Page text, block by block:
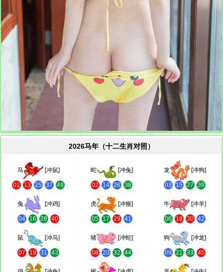
2026马年（十二生肖对照）
马 [冲鼠]
01 13 25 37 49
蛇 [冲兔]
02 14 26 38
龙 [冲狗]
03 15 27 39
兔 [冲鸡]
04 16 28 40
虎 [冲猴]
05 17 29 41
牛 [冲羊]
06 18 30 42
鼠 [冲马]
07 19 31 43
猪 [冲蛇]
08 20 32 44
狗 [冲龙]
09 21 33 45